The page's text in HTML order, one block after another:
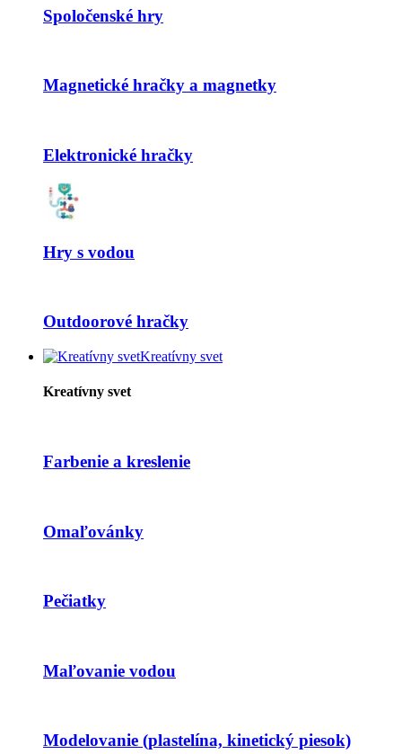
Spoločenské hry
Magnetické hračky a magnetky
Elektronické hračky
Hry s vodou
Outdoorové hračky
Kreatívny svet
Kreatívny svet
Farbenie a kreslenie
Omaľovánky
Pečiatky
Maľovanie vodou
Modelovanie (plastelína, kinetický piesok)